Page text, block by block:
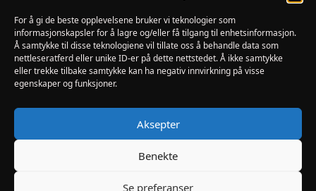
For å gi de beste opplevelsene bruker vi teknologier som
informasjonskapsler for å lagre og/eller få tilgang til enhetsinformasjon.
Å samtykke til disse teknologiene vil tillate oss å behandle data som
nettleseratferd eller unike ID-er på dette nettstedet. Å ikke samtykke
eller trekke tilbake samtykke kan ha negativ innvirkning på visse
egenskaper og funksjoner.
Aksepter
Benekte
Se preferanser
Åpningstider
MANDAG-FREDAG: 09:00-17:00
LØRDAG: 10:00-15:00
SØNDAG: STENGT
PÅSKEAFTEN OG PINSEAFTEN : 10:00-13:00
Informasjon
MIN SIDE
KJØPSBETINGELSER